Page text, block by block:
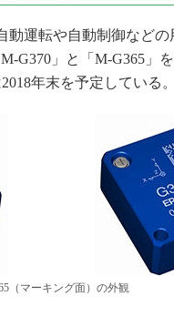
ンジニア”が仕掛けた社内
の180日
通信
スト「未来展望」
愛されないエンジニア」の
動論
運転や自動制御など
G370」と「M-G365」
年末を予定している。
（マーキング面）の外観